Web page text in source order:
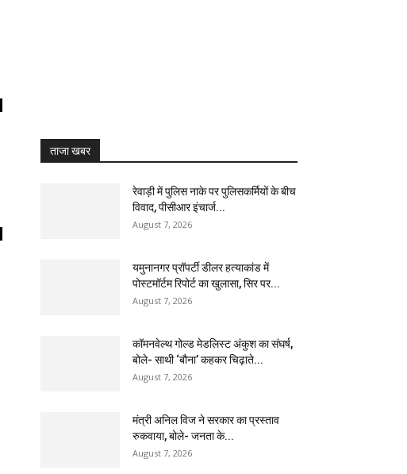
ताजा खबर
रेवाड़ी में पुलिस नाके पर पुलिसकर्मियों के बीच
विवाद, पीसीआर इंचार्ज...
August 7, 2026
यमुनानगर प्रॉपर्टी डीलर हत्याकांड में
पोस्टमॉर्टम रिपोर्ट का खुलासा, सिर पर...
August 7, 2026
कॉमनवेल्थ गोल्ड मेडलिस्ट अंकुश का संघर्ष,
बोले- साथी ‘बौना’ कहकर चिढ़ाते...
August 7, 2026
मंत्री अनिल विज ने सरकार का प्रस्ताव
रुकवाया, बोले- जनता के...
August 7, 2026